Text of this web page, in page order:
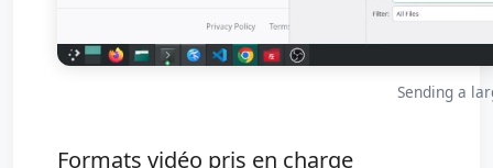
Sending a
Formats vidéo pris en charge